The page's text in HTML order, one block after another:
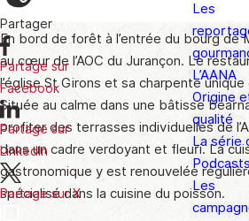
Les
L’AANA
Origine
qualité
La série
Podcasts
Les
En bord de forêt à l’entrée du bourg de
au cœur de l’AOC du Jurançon. Le
l’église St Girons et sa charpente unique
Située au calme dans une bâtisse
profiter des terrasses individuelles de
dans un cadre verdoyant et fleuri. La
gastronomique y est renouvelée
spécialisé dans la cuisine du poisson.
Partager
Partage sur
Facebook
Partage sur
LinkedIn
Partage sur X